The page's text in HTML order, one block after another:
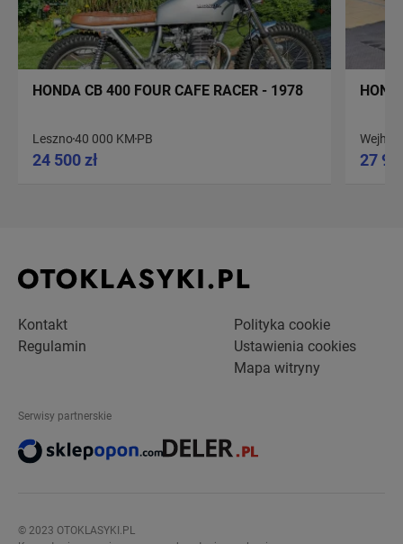
HONDA CB 400 FOUR CAFE RACER - 1978
Leszno40 000 KM PB
24 500 zł 27
Kontakt
Regulamin
Polityka cookie
Ustawienia cookies
Mapa witryny
Serwisy partnerskie
© 2023 OTOKLASYKI.PL